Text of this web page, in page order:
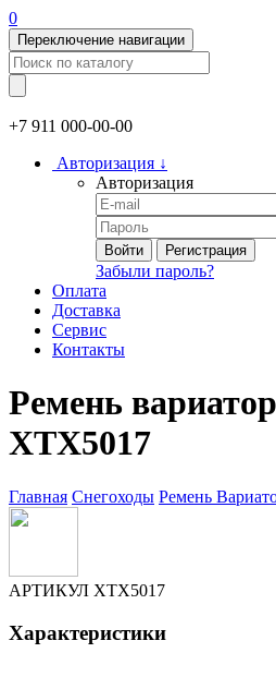
0
Переключение навигации
+7 911 000-00-00
Авторизация ↓
Авторизация
Войти Регистрация
Забыли пароль?
Оплата
Доставка
Сервис
Контакты
Ремень
XTX5017
Главная Снегоходы Ремень
АРТИКУЛ XTX5017
Характеристики